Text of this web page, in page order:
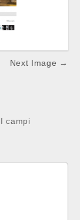
Next Image →
I campi